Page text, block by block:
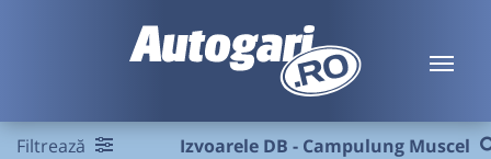
Filtrează Izvoarele DB - Campulung Muscel